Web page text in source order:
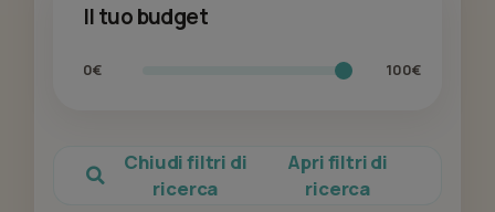
Il tuo budget
0€ 100€
Chiudi filtri di
ricerca
Apri filtri di
ricerca